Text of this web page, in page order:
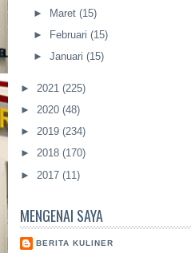
► Maret (15)
►
Februari (15)
► Januari (15)
► 2021 (225)
► 2020 (48)
► 2019 (234)
► 2018 (170)
► 2017 (11)
MENGENAI SAYA
BERITA KULINER